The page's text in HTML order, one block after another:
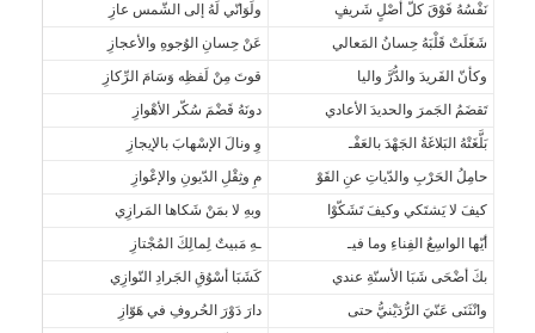
نَفْسُهُ فَوْقَ كلّ أصْلٍ شَريفٍ
ولَوَانّي لَهُ إلى الشّمس عازِ
شَغَلَتْ قَلْبَهُ حِسانُ المَعالي
عَنْ حِسانِ الوُجوهِ والأعجازِ
وكأنّ الفَريدَ والدُّرَّ واليا
قوتَ مِنْ لَفظِه وَسَامَ الرِّكازِ
تَقضَمُ الجَمرَ والحديدَ الأعادي
دونَهُ قَضْمَ سُكّر الأهْوازِ
بَلَّغَتْهُ البَلاغَةُ الجَهْدَ بالعَفْـ
وِ ونالَ الإسْهابَ بالإيجازِ
حامِلُ الحَرْبِ والدّياتِ عنِ القَوْ
مِ وثِقْلِ الدّيونِ والإعْوازِ
كيفَ لا يَشتَكي وكيفَ تَشَكّوْا
وبهِ لا بمَنْ شَكاها المَرازِي
أيّها الواسِعُ الفِناءِ وما فيـ
ـهِ مَبيتٌ لِمالِكَ المُجْتازِ
بكَ أضْحَى شَبَا الأسنّةِ عندي
كَشَبَا أسْوُقِ الجَرادِ النّوازِي
وانْثَنَى عَنّيَ الرُّدَيْنيُّ حتى
دارَ دَوْرَ الحُروفِ في هَوّازِ